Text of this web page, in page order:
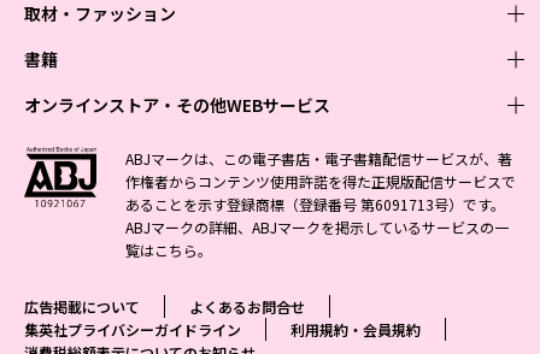
少年マンガ
Vジャンプ
最強ジャンプ
少年ジャンプ+
ジャンプTOON
ジャンプルーキー！
S-MANGA
青年マンガ
ZEBRACK
S-MANGA
集英社ジャンプリミックス
週刊ヤングジャンプ
ヤングジャンプ定期購読デジタル
少女マンガ
ZEBRACK
S-MANGA
集英社コミック文庫
マーガレット
女性マンガ
ジャンプTOON
集英社コミック文庫
マンガMee公式サイト
取材・ファッション
ファッション・美容
BAILA
MAQUIA
eclat
T JAPAN
芸能・情報・スポーツ
週プレNEWS
週プレ グラジャパ!
書籍
文芸・文庫・総合
小説すばる
集英社 文芸ステーション
web 集英社文庫
アジア人物史
学芸・ノンフィクション・新書
1日5分で、明日は変わる よみタイ yomitai
集英社学芸部 - 学芸・ノンフィクション
集英社ビジネス書
集英社新書プラス - 知の水先案内人
ライトノベル・ノベライズ
集英社オレンジ文庫
ダッシュエックス文庫公式サイト
集英社Webマガジン コバルト
集英社の児童図書 S-KIDS.LAND
オンラインストア・その他WEBサービス
オンラインストア
OTO
SHUEISHA MANGA-ART HERITAGE
ジャンプキャラクターズストア
HAPPY PLUS STORE
SHUEISHA VOX
その他WEBサービス
集英社アドナビ
ABJマークは、この電子書店・電子書籍配信サービスが、著
作権者からコンテンツ使用許諾を得た正規版配信サービスで
あることを示す登録商標（登録番号 第6091713号）です。
ABJマークの詳細、ABJマークを掲示しているサービスの一
覧はこちら。
広告掲載について
よくあるお問合せ
集英社プライバシーガイドライン
利用規約・会員規約